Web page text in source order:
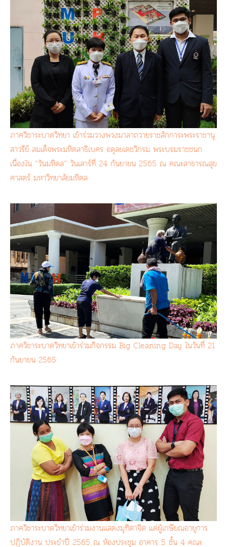
ภาควิชาระบาดวิทยา เข้าร่วมวางพวงมาลาถวายราชสักการะพระราชานุ
สาวรีย์ สมเด็จพระมหิตลาธิเบศร อดุลยเดชวิกรม พระบรมราชชนก
เนื่องใน “วันมหิดล” วันเสาร์ที่ 24 กันยายน 2565 ณ คณะสาธารณสุข
ศาสตร์ มหาวิทยาลัยมหิดล
ภาควิชาระบาดวิทยาเข้าร่วมกิจกรรม Big Cleaning Day ในวันที่ 21
กันยายน 2565
ภาควิชาระบาดวิทยาเข้าร่วมงานแสดงมุฑิตาจิต แด่ผู้เกษียณอายุการ
ปฏิบัติงาน ประขำปี 2565 ณ ห้องประชุม อาคาร 5 ชั้น 4 คณะ